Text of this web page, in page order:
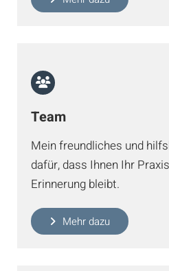
Team
Mein freundliches und
dafür, dass Ihnen Ihr
Erinnerung bleibt.
Mehr dazu